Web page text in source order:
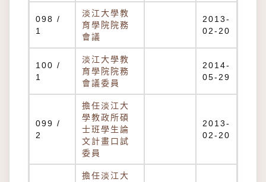
098 /
1
淡江大學教
育學院院務
會議
2013-
02-20
100 /
1
淡江大學教
育學院院務
會議委員
2014-
05-29
099 /
2
擔任淡江大
學教政所碩
士班學生論
文計畫口試
委員
2013-
02-20
擔任淡江大